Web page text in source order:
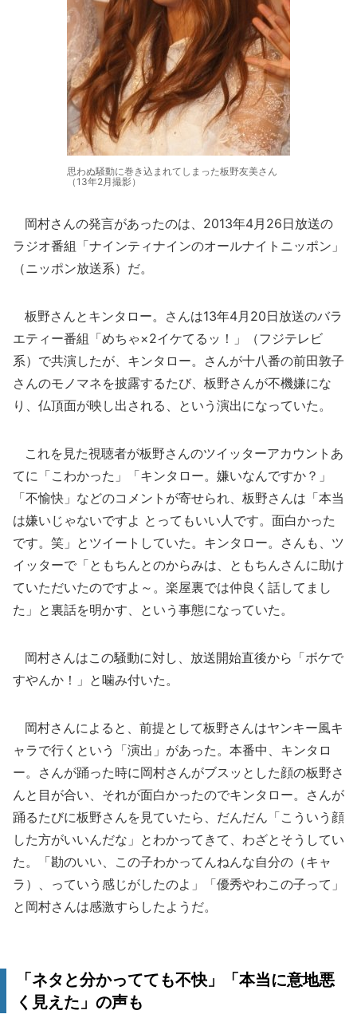
思わぬ騒動に巻き込まれてしまった板野友美さん
（13年2月撮影）
岡村さんの発言があったのは、2013年4月26日放送の
ラジオ番組「ナインティナインのオールナイトニッポン」
（ニッポン放送系）だ。
板野さんとキンタロー。さんは13年4月20日放送のバラ
エティー番組「めちゃ×2イケてるッ！」（フジテレビ
系）で共演したが、キンタロー。さんが十八番の前田敦子
さんのモノマネを披露するたび、板野さんが不機嫌にな
り、仏頂面が映し出される、という演出になっていた。
これを見た視聴者が板野さんのツイッターアカウントあ
てに「こわかった」「キンタロー。嫌いなんですか？」
「不愉快」などのコメントが寄せられ、板野さんは「本当
は嫌いじゃないですよ とってもいい人です。面白かった
です。笑」とツイートしていた。キンタロー。さんも、ツ
イッターで「ともちんとのからみは、ともちんさんに助け
ていただいたのですよ～。楽屋裏では仲良く話してまし
た」と裏話を明かす、という事態になっていた。
岡村さんはこの騒動に対し、放送開始直後から「ボケで
すやんか！」と噛み付いた。
岡村さんによると、前提として板野さんはヤンキー風キ
ャラで行くという「演出」があった。本番中、キンタロ
ー。さんが踊った時に岡村さんがブスッとした顔の板野さ
んと目が合い、それが面白かったのでキンタロー。さんが
踊るたびに板野さんを見ていたら、だんだん「こういう顔
した方がいいんだな」とわかってきて、わざとそうしてい
た。「勘のいい、この子わかってんねんな自分の（キャ
ラ）、っていう感じがしたのよ」「優秀やわこの子って」
と岡村さんは感激すらしたようだ。
「ネタと分かってても不快」「本当に意地悪
く見えた」の声も